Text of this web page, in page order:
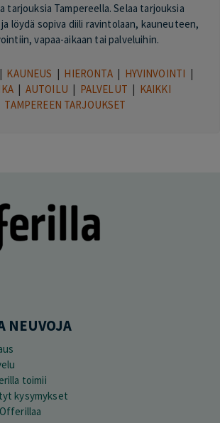
tarjouksia Tampereella. Selaa tarjouksia
löydä sopiva diili ravintolaan, kauneuteen,
vapaa-aikaan tai palveluihin.
| KAUNEUS | HIERONTA| HYVINVOINTI |
| AUTOILU | PALVELUT | KAIKKI
TAMPEREEN TARJOUKSET
NEUVOJA
toimii
kysymykset